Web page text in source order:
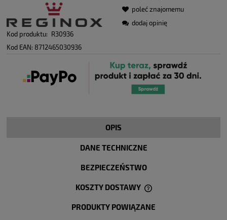
Kod produktu: R30936
Kod EAN: 8712465030936
poleć znajomemu
dodaj opinię
OPIS
DANE TECHNICZNE
BEZPIECZEŃSTWO
KOSZTY DOSTAWY
CENA NIE ZAWIERA EWENTUALNYCH KOSZTÓW PŁATNOŚCI
PRODUKTY POWIĄZANE